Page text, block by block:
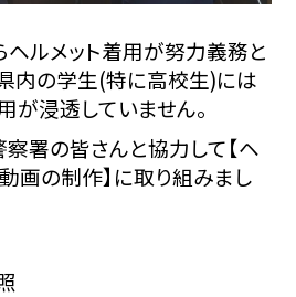
ヘルメット着用が努力義務と
内の学生(特に高校生)には
が浸透していません。
署の皆さんと協力して【ヘ
画の制作】に取り組みまし